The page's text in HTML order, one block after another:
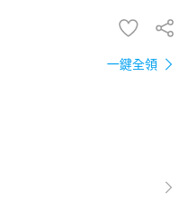
一鍵全領